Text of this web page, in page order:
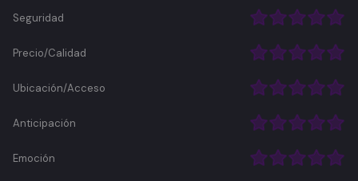
Seguridad
Precio/Calidad
Ubicación/Acceso
Anticipación
Emoción